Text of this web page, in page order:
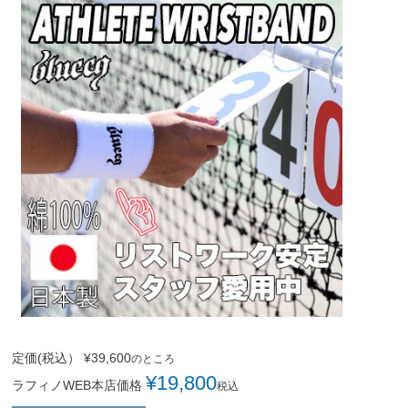
定価(税込） ¥39,600のところ
ラフィノWEB本店価格 ¥19,800税込